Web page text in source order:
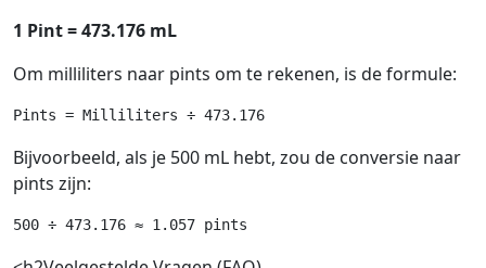
1 Pint = 473.176 mL
Om milliliters naar pints om te rekenen, is de formule:
Bijvoorbeeld, als je 500 mL hebt, zou de conversie naar
pints zijn: